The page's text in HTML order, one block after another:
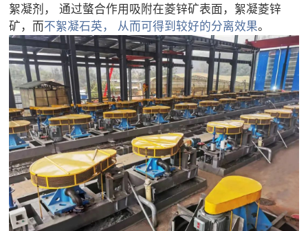
絮凝剂， 通过螫合作用吸附在菱锌矿表面，絮凝菱锌
矿，而不絮凝石英， 从而可得到较好的分离效果。